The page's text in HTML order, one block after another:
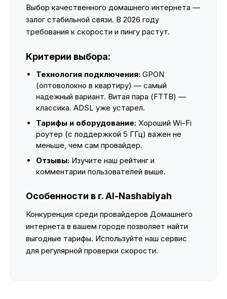
Выбор качественного домашнего интернета —
залог стабильной связи. В 2026 году
требования к скорости и пингу растут.
Критерии выбора:
Технология подключения: GPON
(оптоволокно в квартиру) — самый
надежный вариант. Витая пара (FTTB) —
классика. ADSL уже устарел.
Тарифы и оборудование: Хороший Wi-Fi
роутер (с поддержкой 5 ГГц) важен не
меньше, чем сам провайдер.
Отзывы: Изучите наш рейтинг и
комментарии пользователей выше.
Особенности в г. Al-Nashabiyah
Конкуренция среди провайдеров Домашнего
интернета в вашем городе позволяет найти
выгодные тарифы. Используйте наш сервис
для регулярной проверки скорости.